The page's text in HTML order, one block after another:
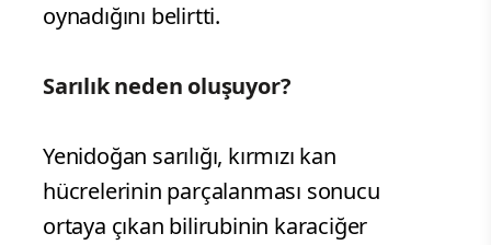
oynadığını belirtti.
Sarılık neden oluşuyor?
Yenidoğan sarılığı, kırmızı kan
hücrelerinin parçalanması sonucu
ortaya çıkan bilirubinin karaciğer